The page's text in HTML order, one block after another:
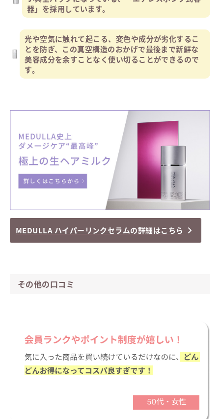
器」を採用しています。
光や空気に触れて起こる、変色や成分が劣化するこ
とを防ぎ、この真空構造のおかげで最後まで新鮮な
美容成分を余すことなく使い切ることができるので
す。
MEDULLA ハイパーリンクセラムの詳細はこちら
その他の口コミ